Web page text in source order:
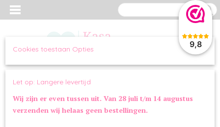
9,8
Inloggen
Home>OVERIG>STRIKKEN
Cookies toestaan Opties
Let op: Langere levertijd
Wij zijn er even tussen uit. Van 28 juli t/m 14 augustus
verzenden wij helaas geen bestellingen.